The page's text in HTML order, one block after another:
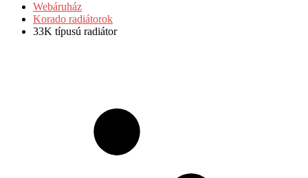
Webáruház
Korado radiátorok
33K típusú radiátor